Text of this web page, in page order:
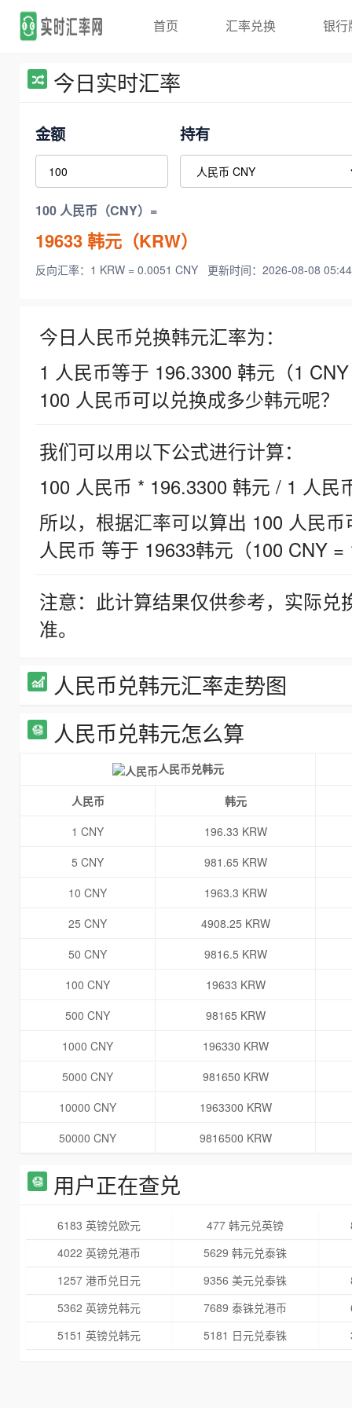
首页 汇率兑换 银行
今日实时汇率
金额 持有
100 人民币（CNY）=
19633韩元（KRW）
反向汇率：1 KRW = 0.0051 CNY 更新时间：2026-08-08
今日人民币兑换韩元汇率为：
1 人民币等于 196.3300 韩元（1
100 人民币可以兑换成多少韩元呢？
我们可以用以下公式进行计算：
100 人民币 * 196.3300 韩元 / 1 人民
所以，根据汇率可以算出 100 人民
人民币 等于 19633韩元（100 CNY =
注意：此计算结果仅供参考，实际
准。
人民币兑韩元汇率走势图
人民币兑韩元怎么算
人民币兑韩元
人民币
韩元
1 CNY
196.33 KRW
5 CNY
981.65 KRW
10 CNY
1963.3 KRW
25 CNY
4908.25 KRW
50 CNY
9816.5 KRW
100 CNY
19633 KRW
500 CNY
98165 KRW
1000 CNY
196330 KRW
5000 CNY
981650 KRW
10000 CNY
1963300 KRW
50000 CNY
9816500 KRW
用户正在查兑
6183 英镑兑欧元 477 韩元兑英镑
4022 英镑兑港币
5629 韩元兑泰铢
1257 港币兑日元
9356 美元兑泰铢
5362 英镑兑韩元
7689 泰铢兑港币
5151 英镑兑韩元
5181 日元兑泰铢